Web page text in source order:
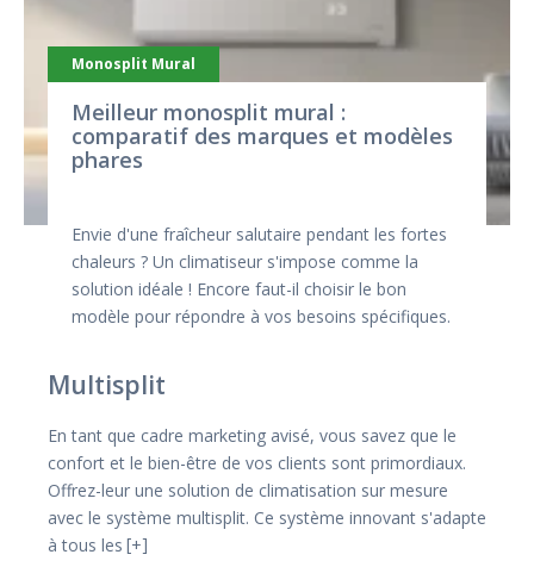
Monosplit Mural
Meilleur monosplit mural :
comparatif des marques et modèles
phares
Envie d'une fraîcheur salutaire pendant les fortes
chaleurs ? Un climatiseur s'impose comme la
solution idéale ! Encore faut-il choisir le bon
modèle pour répondre à vos besoins spécifiques.
Multisplit
En tant que cadre marketing avisé, vous savez que le
confort et le bien-être de vos clients sont primordiaux.
Offrez-leur une solution de climatisation sur mesure
avec le système multisplit. Ce système innovant s'adapte
à tous les +